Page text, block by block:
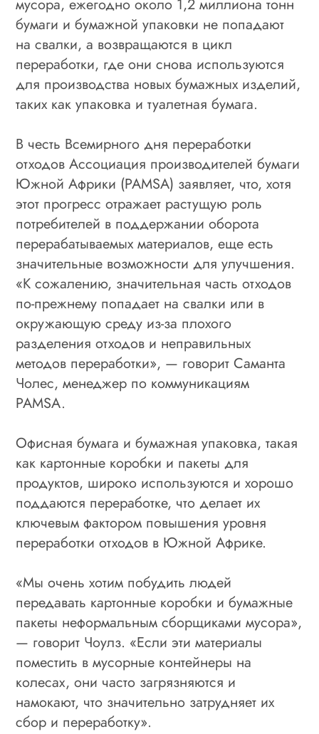
мусора, ежегодно около 1,2 миллиона тонн
бумаги и бумажной упаковки не попадают
на свалки, а возвращаются в цикл
переработки, где они снова используются
для производства новых бумажных изделий,
таких как упаковка и туалетная бумага.
В честь Всемирного дня переработки
отходов Ассоциация производителей бумаги
Южной Африки (PAMSA) заявляет, что, хотя
этот прогресс отражает растущую роль
потребителей в поддержании оборота
перерабатываемых материалов, еще есть
значительные возможности для улучшения.
«К сожалению, значительная часть отходов
по-прежнему попадает на свалки или в
окружающую среду из-за плохого
разделения отходов и неправильных
методов переработки», — говорит Саманта
Чолес, менеджер по коммуникациям
PAMSA.
Офисная бумага и бумажная упаковка, такая
как картонные коробки и пакеты для
продуктов, широко используются и хорошо
поддаются переработке, что делает их
ключевым фактором повышения уровня
переработки отходов в Южной Африке.
«Мы очень хотим побудить людей
передавать картонные коробки и бумажные
пакеты неформальным сборщиками мусора»,
— говорит Чоулз. «Если эти материалы
поместить в мусорные контейнеры на
колесах, они часто загрязняются и
намокают, что значительно затрудняет их
сбор и переработку».